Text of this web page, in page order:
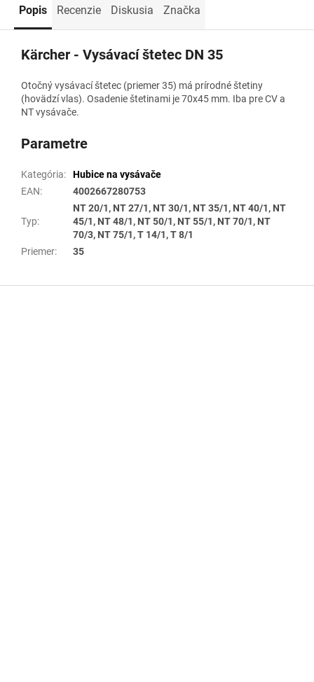
Popis Recenzie Diskusia Značka
Kärcher - Vysávací štetec DN 35
Otočný vysávací štetec (priemer 35) má prírodné štetiny
(hovädzí vlas). Osadenie štetinami je 70x45 mm. Iba pre CV a
NT vysávače.
Parametre
Kategória:
Hubice na vysávače
EAN: 4002667280753
Typ:
NT 20/1, NT 27/1, NT 30/1, NT 35/1, NT 40/1, NT
45/1, NT 48/1, NT 50/1, NT 55/1, NT 70/1, NT
70/3, NT 75/1, T 14/1, T 8/1
Priemer: 35